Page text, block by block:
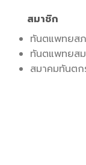
สมาชิก
ทันตแพทยสภ
ทันตแพทยสม
สมาคมทันตก